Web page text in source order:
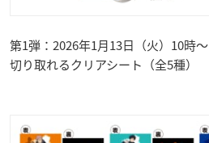
第1弾：2026年1月13日（火）10時～
切り取れるクリアシート（全5種）